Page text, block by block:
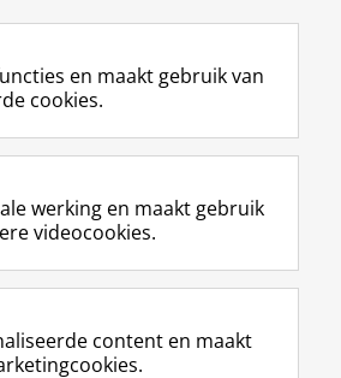
op economische en
kwesties. Samen tillen wij
uw organisatie naar een
i
en maakt gebruik van
cookies.
werking en maakt gebruik
videocookies.
content en maakt